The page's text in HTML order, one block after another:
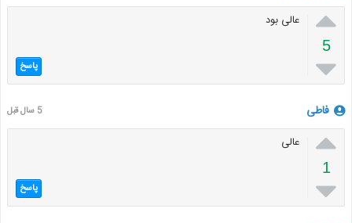

5

عالی بود
پاسخ
فاطی 5 سال قبل

1

عالی
پاسخ